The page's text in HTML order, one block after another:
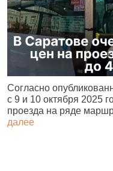
Согласно
с 9 и 10 октября 2025
проезда на ряде
далее